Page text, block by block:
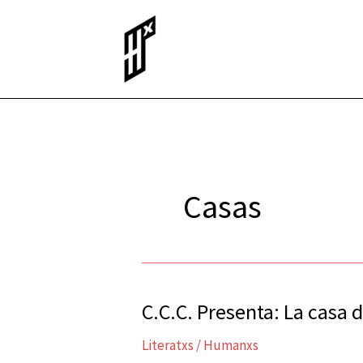
Casas
C.C.C. Presenta: La casa
Literatxs /Humanxs
C.C.C.
La